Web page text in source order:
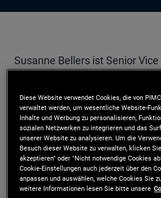
Susanne Bellers ist Senior
Niederlassung, wo sie
Deutschland und Österreich
als Business Managerin am
Beach tätig, gehörte dem
PIMCO an und leistete einen
Diese Website verwendet Cookies, die von
verwaltet werden, um wesentliche Website-
Inhalte und Werbung zu personalisieren,
sozialen Netzwerken zu integrieren und das
unserer Website zu analysieren. Um die
Besuch dieser Website zu verwalten, klicken
akzeptieren" oder "Nicht notwendige Cookies
Cookie-Einstellungen auch jederzeit über den
anpassen und auswählen, welche Cookies Sie
weitere Informationen lesen Sie bitte unsere